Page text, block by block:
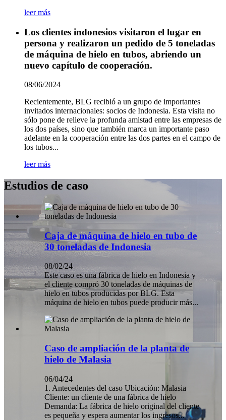
leer más
Los clientes indonesios visitaron el lugar en
persona y realizaron un pedido de 5 toneladas
de máquina de hielo en tubos, abriendo un
nuevo capítulo de cooperación.
08/06/2024
Recientemente, BLG recibió a un grupo de importantes
invitados internacionales: socios de Indonesia. Esta visita no
sólo pone de relieve la profunda amistad entre las empresas de
los dos países, sino que también marca un importante paso
adelante en la cooperación entre las dos partes en el campo de
los tubos...
leer más
Estudios de caso
Caja de máquina de hielo en tubo de
30 toneladas de Indonesia
08/02/24
Este caso es una fábrica de hielo en Indonesia y
el cliente compró 30 toneladas de máquinas de
hielo en tubos producidas por BLG. Esta
máquina de hielo en tubos puede producir más...
Caso de ampliación de la planta de
hielo de Malasia
06/04/24
1. Antecedentes del caso Ubicación: Malasia
Cliente: un cliente de una fábrica de hielo
Demanda: La fábrica de hielo original del cliente
es pequeña y espera aumentar los ingresos...